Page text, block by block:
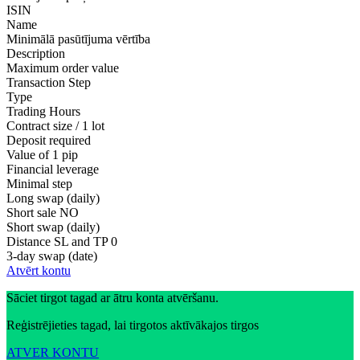
ISIN
Name
Minimālā pasūtījuma vērtība
Description
Maximum order value
Transaction Step
Type
Trading Hours
Contract size / 1 lot
Deposit required
Value of 1 pip
Financial leverage
Minimal step
Long swap (daily)
Short sale NO
Short swap (daily)
Distance SL and TP 0
3-day swap (date)
Atvērt kontu
Sāciet tirgot tagad ar ātru konta atvēršanu.
Reģistrējieties tagad, lai tirgotos aktīvākajos tirgos
ATVER KONTU